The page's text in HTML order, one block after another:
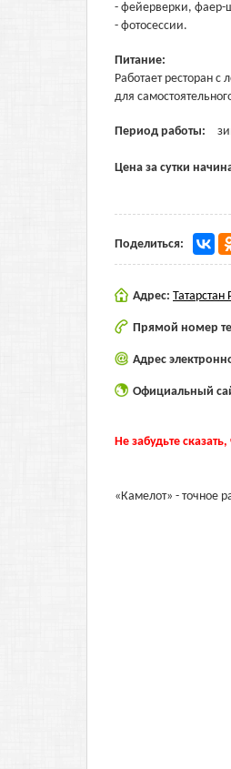
- фейерверки, фаер-
- фотосессии.
Питание:
Работает ресторан
для
Период работы:
Цена за сутки
Поделиться:
Адрес: Татарстан
Прямой номер
Адрес
Официальный
Не забудьте
«Камелот» - точное